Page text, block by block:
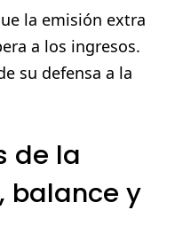
la emisión extra
a los ingresos.
su defensa a la
de la
balance y